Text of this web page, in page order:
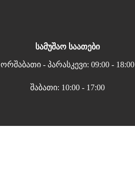
სამუშაო საათები
ორშაბათი - პარასკევი: 09:00 - 18:00
შაბათი: 10:00 - 17:00